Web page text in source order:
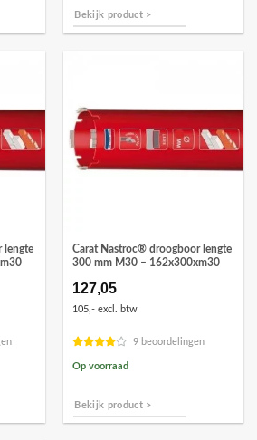
Bekijk product >
lengte
Carat Nastroc® droogboor lengte
300 mm M30 – 162x300xm30
127,05
105,- excl. btw
9 beoordelingen
Op voorraad
Bekijk product >